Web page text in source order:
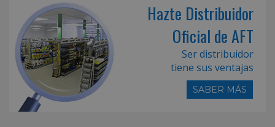
Hazte Distribuidor
Oficial de AFT
Ser distribuidor
tiene sus ventajas
SABER MÁS